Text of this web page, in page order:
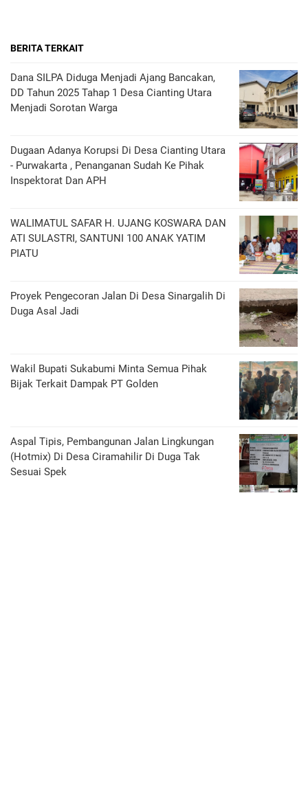
BERITA TERKAIT
Dana SILPA Diduga Menjadi Ajang Bancakan,
DD Tahun 2025 Tahap 1 Desa Cianting Utara
Menjadi Sorotan Warga
Dugaan Adanya Korupsi Di Desa Cianting Utara
- Purwakarta , Penanganan Sudah Ke Pihak
Inspektorat Dan APH
WALIMATUL SAFAR H. UJANG KOSWARA DAN
ATI SULASTRI, SANTUNI 100 ANAK YATIM
PIATU
Proyek Pengecoran Jalan Di Desa Sinargalih Di
Duga Asal Jadi
Wakil Bupati Sukabumi Minta Semua Pihak
Bijak Terkait Dampak PT Golden
Aspal Tipis, Pembangunan Jalan Lingkungan
(Hotmix) Di Desa Ciramahilir Di Duga Tak
Sesuai Spek